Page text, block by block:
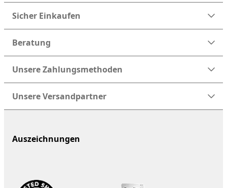
Sicher Einkaufen
Beratung
Unsere Zahlungsmethoden
Unsere Versandpartner
Auszeichnungen